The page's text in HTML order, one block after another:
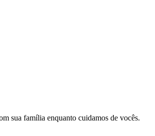
sua família enquanto cuidamos de vocês.